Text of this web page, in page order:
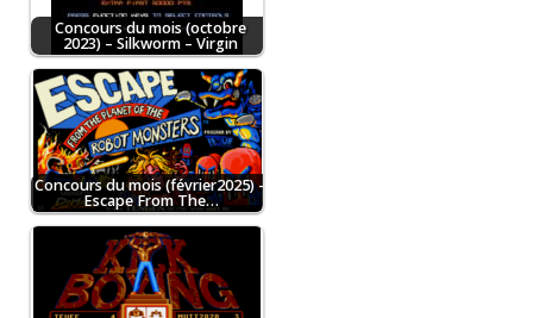
Concours du mois (octobre
2023) – Silkworm – Virgin
Concours du mois (février2025) –
Escape From The…